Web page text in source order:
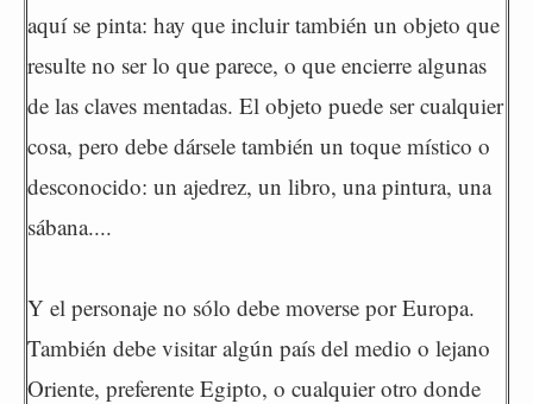
aquí se pinta: hay que incluir también un objeto que
resulte no ser lo que parece, o que encierre algunas
de las claves mentadas. El objeto puede ser cualquier
cosa, pero debe dársele también un toque místico o
desconocido: un ajedrez, un libro, una pintura, una
sábana....
Y el personaje no sólo debe moverse por Europa.
También debe visitar algún país del medio o lejano
Oriente, preferente Egipto, o cualquier otro donde